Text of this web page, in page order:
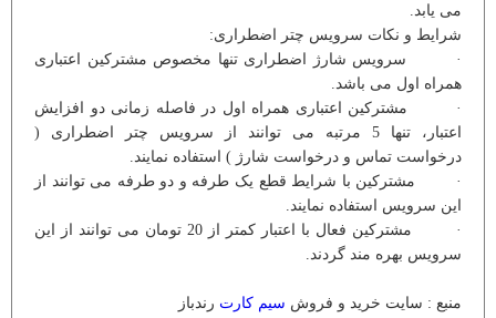
می یابد.
شرایط و نکات سرویس چتر اضطراری:
· سرویس شارژ اضطراری تنها مخصوص مشترکین اعتباری
همراه اول می باشد.
· مشترکین اعتباری همراه اول در فاصله زمانی دو افزایش
اعتبار، تنها 5 مرتبه می توانند از سرویس چتر اضطراری (
درخواست تماس و درخواست شارژ ) استفاده نمایند.
· مشترکین با شرایط قطع یک طرفه و دو طرفه می توانند از
این سرویس استفاده نمایند.
· مشترکین فعال با اعتبار کمتر از 20 تومان می توانند از این
سرویس بهره مند گردند.
منبع : سایت خرید و فروش سیم کارت رندباز